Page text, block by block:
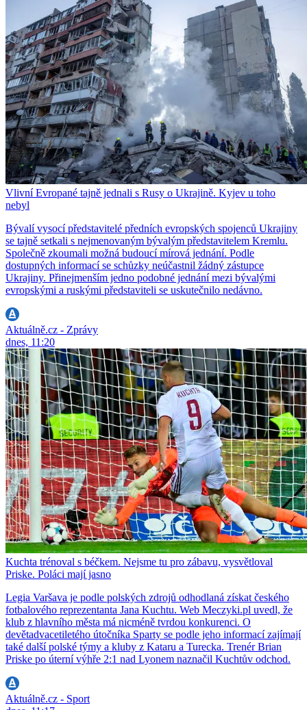
Vlivní Evropané tajně jednali s Rusy o Ukrajině. Kyjev u toho
nebyl
Bývalí vysocí představitelé předních evropských spojenců Ukrajiny
se tajně setkali s nejmenovaným bývalým představitelem Kremlu.
Společně zkoumali možná budoucí mírová jednání. Podle
dostupných informací se schůzky neúčastnil žádný zástupce
Ukrajiny. Přinejmenším jedno podobné jednání mezi bývalými
evropskými a ruskými představiteli se uskutečnilo nedávno.
Aktuálně.cz - Zprávy
dnes, 11:20
Kuchta trénoval s béčkem. Nejsme tu pro zábavu, vysvětloval
Priske. Poláci mají jasno
Legia Varšava je podle polských zdrojů odhodlaná získat českého
fotbalového reprezentanta Jana Kuchtu. Web Meczyki.pl uvedl, že
klub z hlavního města má nicméně tvrdou konkurenci. O
devětadvacetiletého útočníka Sparty se podle jeho informací zajímají
také další polské týmy a kluby z Kataru a Turecka. Trenér Brian
Priske po úterní výhře 2:1 nad Lyonem naznačil Kuchtův odchod.
Aktuálně.cz - Sport